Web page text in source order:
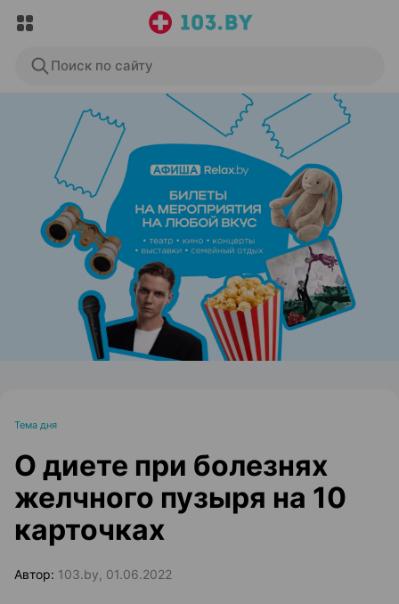
Поиск по сайту
ЭФФЕКТИВНАЯ РЕКЛАМА НА САЙТЕ
Тема дня
О диете при болезнях
желчного пузыря на 10
карточках
Автор: 103.by, 01.06.2022